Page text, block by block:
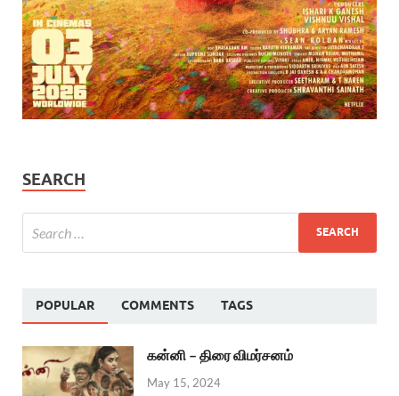
SEARCH
POPULAR COMMENTS TAGS
கன்னி – திரை விமர்சனம்
May 15, 2024